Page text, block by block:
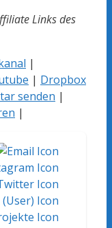
Links des
|
| Dropbox
senden |
|